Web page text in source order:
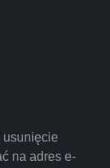
usunięcie
na adres e-